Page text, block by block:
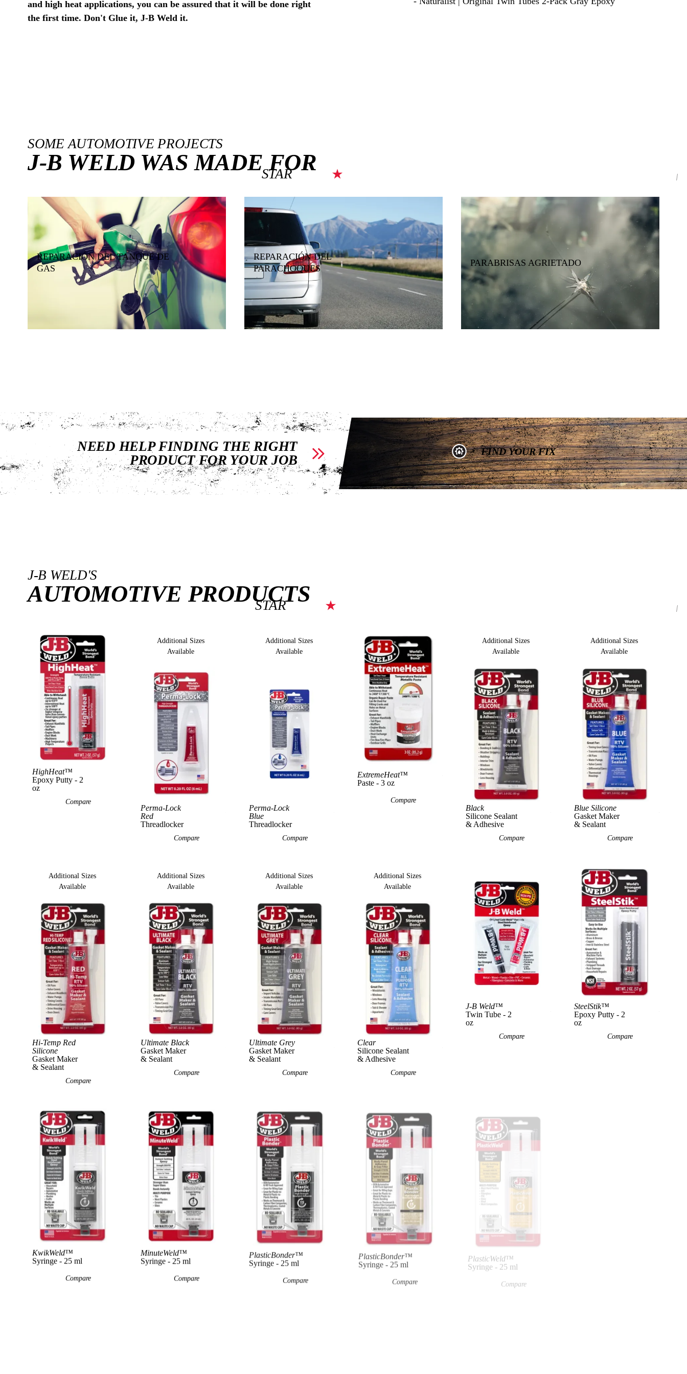
and high heat applications, you can be assured that it will be done right
the first time. Don't Glue it, J-B Weld it.
SOME AUTOMOTIVE PROJECTS
J-B WELD WAS MADE FOR
STAR
REPARACIÓN DEL TANQUE DE
GAS
REPARACIÓN DEL
PARACHOQUES
PARABRISAS AGRIETADO
NEED HELP FINDING THE RIGHT
PRODUCT FOR YOUR JOB
FIND YOUR FIX
J-B WELD'S
AUTOMOTIVE PRODUCTS
STAR
HighHeat™
Epoxy Putty - 2
oz
View Product
Compare
Additional Sizes
Available
Perma-Lock
Red
Threadlocker
View Product
Compare
Additional Sizes
Available
Perma-Lock
Blue
Threadlocker
Compare
ExtremeHeat™
Paste - 3 oz
View Product
Compare
Additional Sizes
Available
Black
Silicone Sealant
& Adhesive
View Product
Compare
Additional Sizes
Available
Blue Silicone
Gasket Maker
& Sealant
Compare
Additional Sizes
Available
Hi-Temp Red
Silicone
Gasket Maker
& Sealant
View Product
Compare
Additional Sizes
Available
Ultimate Black
Gasket Maker
& Sealant
View Product
Compare
Additional Sizes
Available
Ultimate Grey
Gasket Maker
& Sealant
View Product
Compare
Additional Sizes
Available
Clear
Silicone Sealant
& Adhesive
Compare
J-B Weld™
Twin Tube - 2
oz
View Product
Compare
SteelStik™
Epoxy Putty - 2
oz
Compare
KwikWeld™
Syringe - 25 ml
View Product
Compare
MinuteWeld™
Syringe - 25 ml
View Product
Compare
PlasticBonder™
Syringe - 25 ml
View Product
Compare
PlasticBonder™
Syringe - 25 ml
Compare
Syringe - 25 ml